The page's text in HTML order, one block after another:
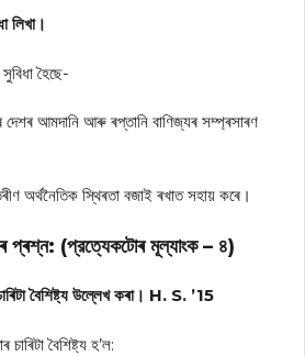
লিখা।
হৈছে-
দেশৰ আমদানি আৰু ৰপ্তানি বাণিজ্যৰ সম্প্ৰসাৰণ
অর্থনৈতিক স্থিৰতা বজাই ৰখাত সহায় কৰে।
প্ৰশ্ন: (প্রত্যেকটোৰ মূল্যাংক – ৪)
বৈশিষ্ট্য উল্লেখ কৰা। H. S. ’15
বৈশিষ্ট্য হ’ল: